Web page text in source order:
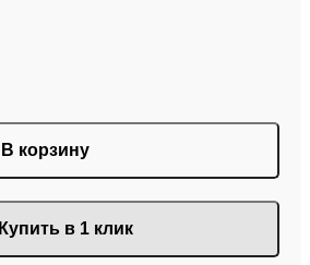
В корзину
Купить в 1 клик